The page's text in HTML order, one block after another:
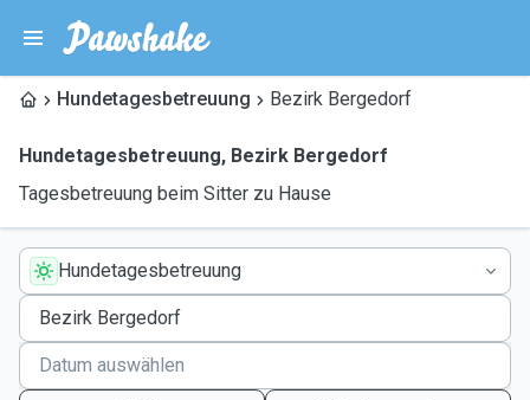
Hundetagesbetreuung Bezirk Bergedorf
Hundetagesbetreuung, Bezirk Bergedorf
Tagesbetreuung beim Sitter zu Hause
Hundetagesbetreuung